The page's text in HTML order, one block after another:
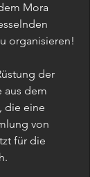
Mora
organisieren!
der
aus dem
die eine
von
für die